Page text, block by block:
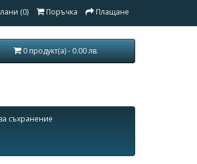
(0) Поръчка Плащане
0 продукт(а) - 0.00 лв.
съхранение